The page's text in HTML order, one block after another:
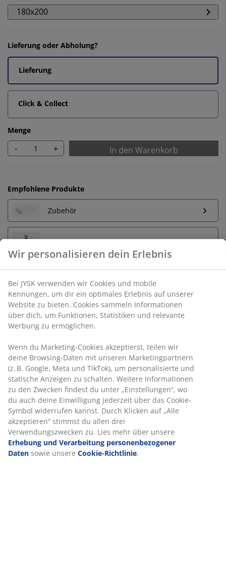
180x200
Lieferung oder Abholung?
Lieferung
Click & Collect
Menge
- + In den Warenkorb
Empfohlene Produkte
Zubehör
Unbegrenzte Rückgabe
Keine zeitliche Begrenzung - Rückgabe in jeder JYSK-
Filiale
30 Tage Preisgarantie auf alle Artikel
Flexible Lieferoptionen
Schnelle und einfache Lieferung nach deiner Wahl
Dekorfolie. Schrankaufteilung: 4 Einlegeböden und 2
Kleiderstangen. B180 x H200 x T58 cm
Artikelnummer: 3670665
Wir personalisieren dein Erlebnis
Bei JYSK verwenden wir Cookies und mobile
Kennungen, um dir ein optimales Erlebnis auf unserer
Website zu bieten. Cookies sammeln Informationen
über dich, um Funktionen, Statistiken und relevante
Werbung zu ermöglichen.
Wenn du Marketing-Cookies akzeptierst, teilen wir
deine Browsing-Daten mit unseren Marketingpartnern
(z. B. Google, Meta und TikTok), um personalisierte und
statische Anzeigen zu schalten. Weitere Informationen
zu den Zwecken findest du unter „Einstellungen“, wo
du auch deine Einwilligung jederzeit über das Cookie-
Symbol widerrufen kannst. Durch Klicken auf „Alle
akzeptieren“ stimmst du allen drei
Verwendungszwecken zu. Lies mehr über unsere
Erhebung und Verarbeitung personenbezogener
Daten sowie unsere Cookie-Richtlinie.